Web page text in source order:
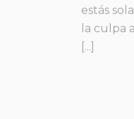
estás
la culpa
[...]